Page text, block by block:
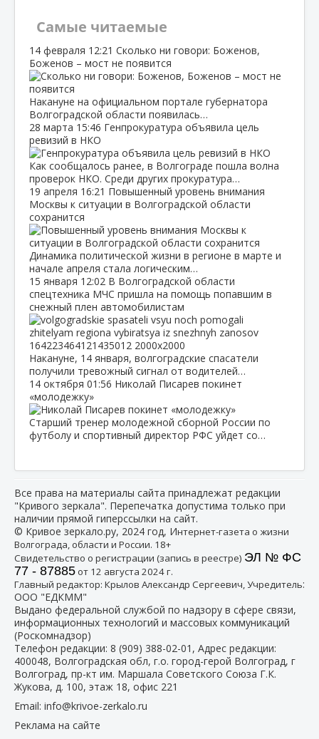
Самые читаемые
14 февраля 12:21 Сколько ни говори: Боженов,
Боженов – мост не появится
Накануне на официальном портале губернатора
Волгоградской области появилась…
28 марта 15:46 Генпрокуратура объявила цель
ревизий в НКО
Как сообщалось ранее, в Волгограде пошла волна
проверок НКО. Среди других прокуратура…
19 апреля 16:21 Повышенный уровень внимания
Москвы к ситуации в Волгоградской области
сохранится
Динамика политической жизни в регионе в марте и
начале апреля стала логическим…
15 января 12:02 В Волгоградской области
спецтехника МЧС пришла на помощь попавшим в
снежный плен автомобилистам
Накануне, 14 января, волгоградские спасатели
получили тревожный сигнал от водителей…
14 октября 01:56 Николай Писарев покинет
«молодежку»
Старший тренер молодежной сборной России по
футболу и спортивный директор РФС уйдет со…
Все права на материалы сайта принадлежат редакции
"Кривого зеркала". Перепечатка допустима только при
наличии прямой гиперссылки на сайт.
© Кривое зеркало.ру, 2024 год, Интернет-газета о жизни
Волгограда, области и России. 18+
Свидетельство о регистрации (запись в реестре) ЭЛ № ФС
77 - 87885от 12 августа 2024 г.
Главный редактор: Крылов Александр Сергеевич, Учредитель:
ООО "ЕДКММ"
Выдано федеральной службой по надзору в сфере связи,
информационных технологий и массовых коммуникаций
(Роскомнадзор)
Телефон редакции: 8 (909) 388-02-01 , Адрес редакции:
400048, Волгоградская обл, г.о. город-герой Волгоград, г
Волгоград, пр-кт им. Маршала Советского Союза Г.К.
Жукова, д. 100, этаж 18, офис 221
Email: info@krivoe-zerkalo.ru
Реклама на сайте